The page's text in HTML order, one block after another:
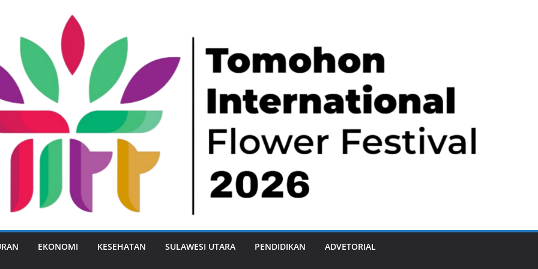
EKONOMI KESEHATAN SULAWESI UTARA PENDIDIKAN ADVETORIAL